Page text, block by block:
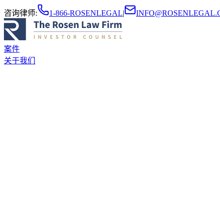
咨询律师: 1-866-ROSENLEGAL|
案件
关于我们